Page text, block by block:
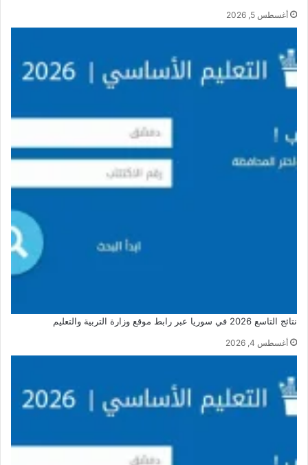
أغسطس 5, 2026
نتائج التاسع 2026 في سوريا عبر رابط موقع وزارة التربية والتعليم
أغسطس 4, 2026